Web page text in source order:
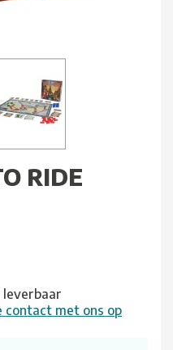
RIDE
contact met ons op